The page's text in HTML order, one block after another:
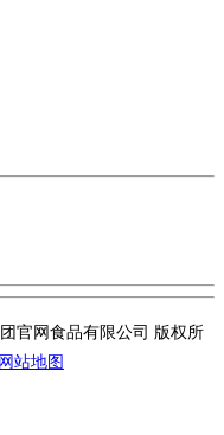
官网食品有限公司 版权所
网站地图